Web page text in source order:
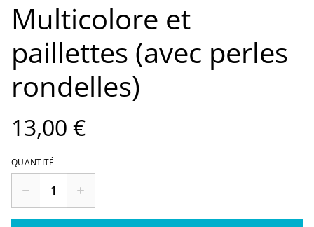
Multicolore et
paillettes (avec perles
rondelles)
13,00 €
QUANTITÉ